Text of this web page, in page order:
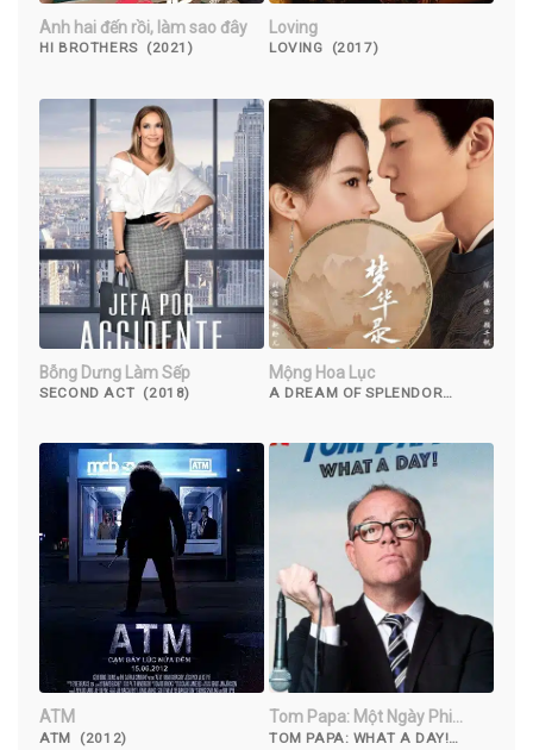
Anh hai đến rồi, làm sao đây
HI BROTHERS (2021)
Loving
LOVING (2017)
Bỗng Dưng Làm Sếp
SECOND ACT (2018)
Mộng Hoa Lục
A DREAM OF SPLENDOR
ATM
ATM (2012)
Tom Papa: Một Ngày Phi
Thường
TOM PAPA: WHAT A DAY!